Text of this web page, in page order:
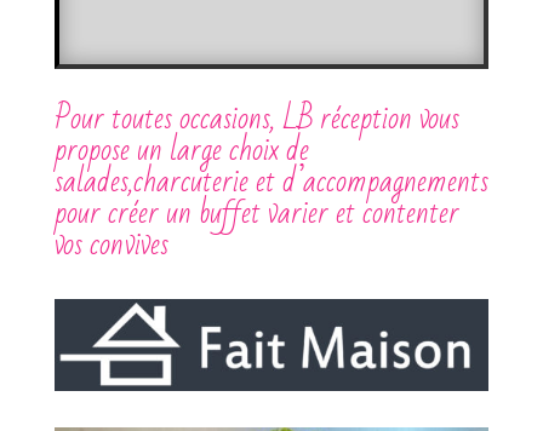
Pour toutes occasions, LB réception vous
propose un large choix de
salades,charcuterie et d’accompagnements
pour créer un buffet varier et contenter
vos convives